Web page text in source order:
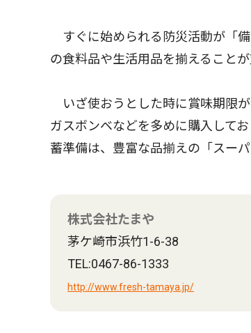
すぐに始められる防災活動が「
の食料品や生活用品を揃えること
いざ使おうとした時に賞味期限
ガスボンベなどを多めに購入して
蓄準備は、豊富な品揃えの「スーパ
株式会社たまや
茅ケ崎市浜竹1-6-38
TEL:0467-86-1333
http://www.fresh-tamaya.jp/